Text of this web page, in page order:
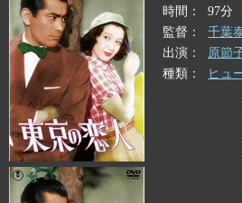
時間
97分
監督
千葉
出演
原節
種類
ヒュ